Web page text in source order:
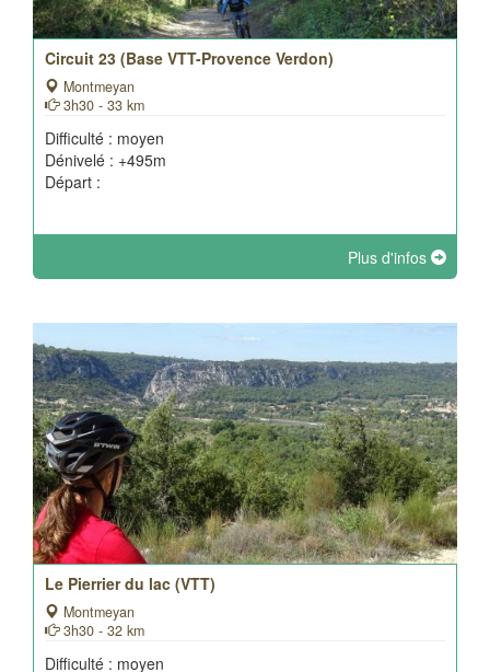
Circuit 23 (Base VTT-Provence Verdon)
Montmeyan
3h30 - 33 km
Difficulté : moyen
Dénivelé : +495m
Départ :
Plus d'infos
Le Pierrier du lac (VTT)
Montmeyan
3h30 - 32 km
Difficulté : moyen